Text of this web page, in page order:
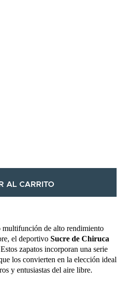
AL CARRITO
multifunción de alto rendimiento
el deportivo Sucre de Chiruca
zapatos incorporan una serie
los convierten en la elección ideal
y entusiastas del aire libre.